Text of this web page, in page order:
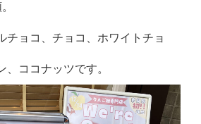
チョコ、チョコ、ホワイトチョ
、ココナッツです。